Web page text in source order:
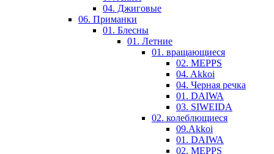
04. Джиговые
06. Приманки
01. Блесны
01. Летние
01. вращающиеся
02. MEPPS
04. Akkoi
04. Черная речка
01. DAIWA
03. SIWEIDA
02. колеблющиеся
09.Akkoi
01. DAIWA
02. MEPPS